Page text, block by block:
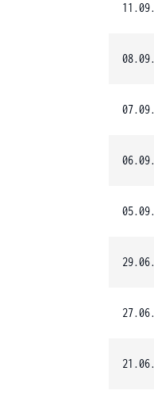
11.09.
08.09.
07.09.
06.09.
05.09.
29.06.
27.06.
21.06.